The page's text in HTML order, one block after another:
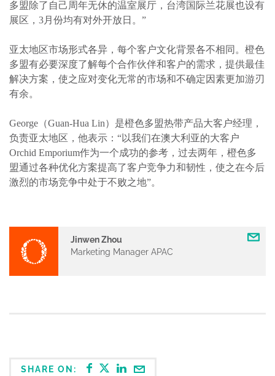
多盟除了自己周年无休的温室展厅，台湾国际兰花展也设有
展区， 3月份均有对外开放日。”
亚太地区市场形式各异，每个客户文化背景各不相同。橙色
多盟有必要深度了解每个合作伙伴和客户的需求，提供最佳
解决方案，使之应对变化无常的市场和不确定因素更加游刃
有余。
George （Guan-Hua Lin）是橙色多盟热带产品大客户经理，
负责亚太地区，他表示： “以我们在澳大利亚的大客户
Orchid Emporium作为一个成功的参考，过去两年，橙色多
盟通过各种优化方案提高了客户竞争力和韧性，使之在今后
激烈的市场竞争中处于不败之地”。
Jinwen Zhou
Marketing Manager APAC
SHARE ON: